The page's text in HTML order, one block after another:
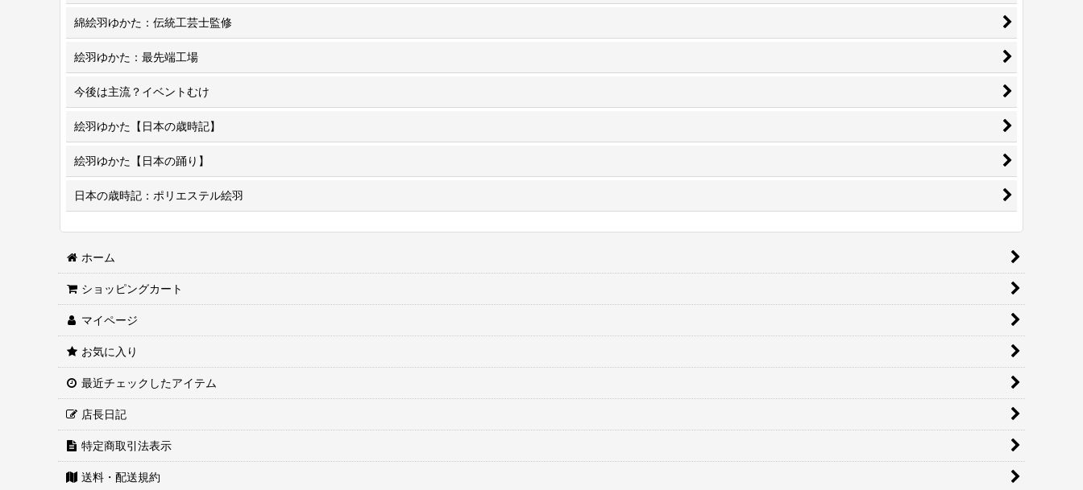
綿絵羽ゆかた：伝統工芸士監修
絵羽ゆかた：最先端工場
今後は主流？イベントむけ
絵羽ゆかた【日本の歳時記】
絵羽ゆかた【日本の踊り】
日本の歳時記：ポリエステル絵羽
ホーム
ショッピングカート
マイページ
お気に入り
最近チェックしたアイテム
店長日記
特定商取引法表示
送料・配送規約